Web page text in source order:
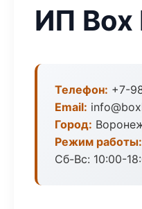
ИП Box
Телефон: +7-
Email:
Город:
Режим работы:
Сб-Вс: 10:00-